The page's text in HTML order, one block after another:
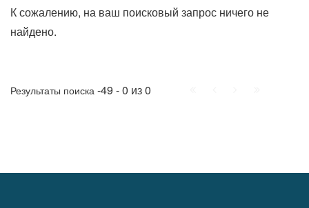
К сожалению, на ваш поисковый запрос ничего не
найдено.
Результаты поиска -49 - 0 из 0